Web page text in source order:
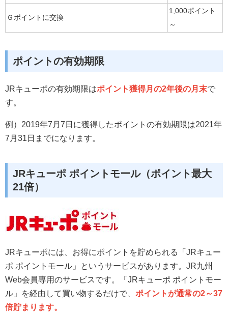
Ｇポイントに交換
1,000ポイント
～
ポイントの有効期限
JRキューポの有効期限はポイント獲得月の2年後の月末で
す。
例）2019年7月7日に獲得したポイントの有効期限は2021年
7月31日までになります。
JRキューポ ポイントモール（ポイント最大
21倍）
JRキューポには、お得にポイントを貯められる「JRキュー
ポ ポイントモール」というサービスがあります。JR九州
Web会員専用のサービスです。「JRキューポ ポイントモー
ル」を経由して買い物するだけで、 ポイントが通常の2～37
倍貯まります。